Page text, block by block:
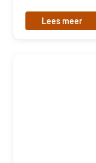
Lees meer